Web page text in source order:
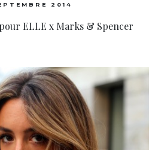
2014
ELLE x Marks & Spencer